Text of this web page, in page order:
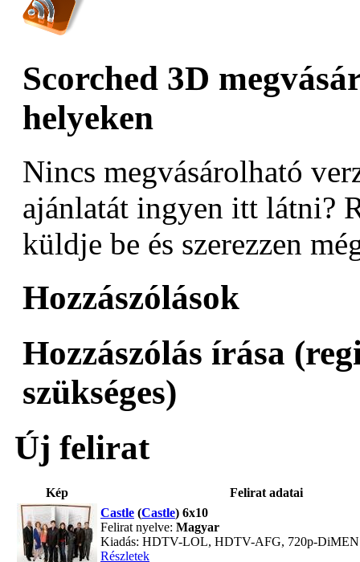
Scorched 3D
helyeken
Nincs megvásárolható
ajánlatát ingyen itt látni?
küldje be és szerezzen
Hozzászólások
Hozzászólás írása
szükséges)
Új felirat
Kép
Felirat adatai
Castle (Castle) 6x10
Felirat nyelve: Magyar
Kiadás: HDTV-LOL, HDTV-AFG, 720p-
Részletek